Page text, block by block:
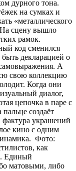
дурного тона.
на сумках и
«металлического
сцену вышло
рамок.
код сменился
декларацией о
А
свою коллекцию
Когда они
диалог,
цепочка в паре с
создаёт
фактура украшений
кино с одним
Фото:
как
Единый
матовыми, либо